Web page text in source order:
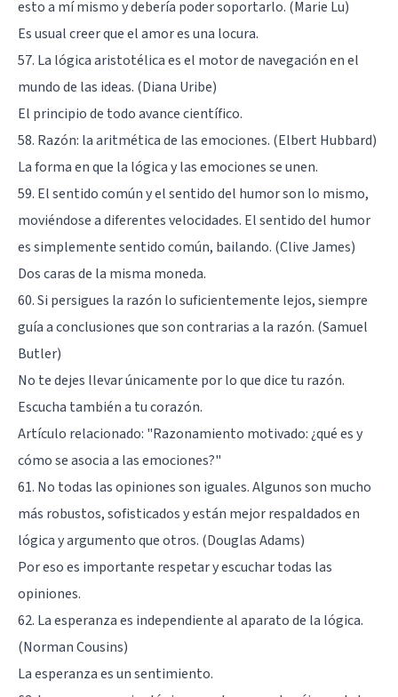
esto a mí mismo y debería poder soportarlo. (Marie Lu)
Es usual creer que el amor es una locura.
57. La lógica aristotélica es el motor de navegación en el
mundo de las ideas. (Diana Uribe)
El principio de todo avance científico.
58. Razón: la aritmética de las emociones. (Elbert Hubbard)
La forma en que la lógica y las emociones se unen.
59. El sentido común y el sentido del humor son lo mismo,
moviéndose a diferentes velocidades. El sentido del humor
es simplemente sentido común, bailando. (Clive James)
Dos caras de la misma moneda.
60. Si persigues la razón lo suficientemente lejos, siempre
guía a conclusiones que son contrarias a la razón. (Samuel
Butler)
No te dejes llevar únicamente por lo que dice tu razón.
Escucha también a tu corazón.
Artículo relacionado: "Razonamiento motivado: ¿qué es y
cómo se asocia a las emociones?"
61. No todas las opiniones son iguales. Algunos son mucho
más robustos, sofisticados y están mejor respaldados en
lógica y argumento que otros. (Douglas Adams)
Por eso es importante respetar y escuchar todas las
opiniones.
62. La esperanza es independiente al aparato de la lógica.
(Norman Cousins)
La esperanza es un sentimiento.